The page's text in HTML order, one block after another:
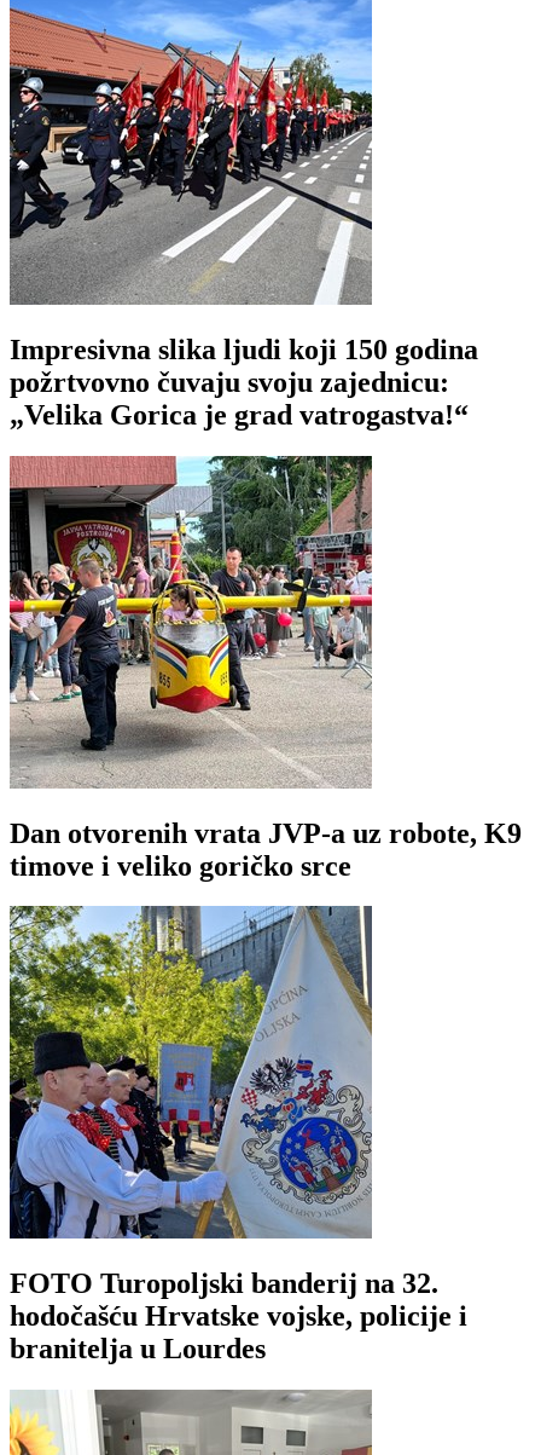
Impresivna slika ljudi koji 150 godina
požrtvovno čuvaju svoju zajednicu:
„Velika Gorica je grad vatrogastva!“
Dan otvorenih vrata JVP-a uz robote, K9
timove i veliko goričko srce
FOTO Turopoljski banderij na 32.
hodočašću Hrvatske vojske, policije i
branitelja u Lourdes